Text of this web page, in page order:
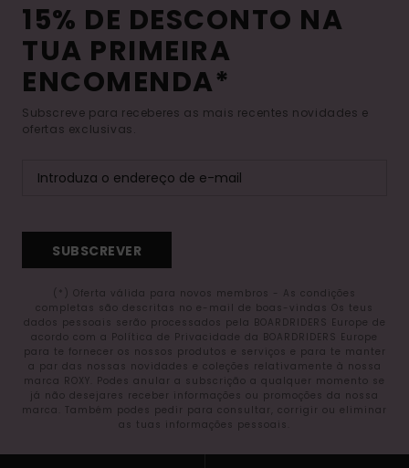
15% DE DESCONTO NA
TUA PRIMEIRA
ENCOMENDA*
Subscreve para receberes as mais recentes novidades e
ofertas exclusivas.
SUBSCREVER
(*) Oferta válida para novos membros - As condições
completas são descritas no e-mail de boas-vindas Os teus
dados pessoais serão processados pela BOARDRIDERS Europe de
acordo com a Política de Privacidade da BOARDRIDERS Europe
para te fornecer os nossos produtos e serviços e para te manter
a par das nossas novidades e coleções relativamente à nossa
marca ROXY. Podes anular a subscrição a qualquer momento se
já não desejares receber informações ou promoções da nossa
marca. Também podes pedir para consultar, corrigir ou eliminar
as tuas informações pessoais.